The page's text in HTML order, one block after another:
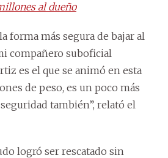
al dueño
forma más segura de bajar al
compañero suboficial
es el que se animó en esta
de peso, es un poco más
también”, relató el
logró ser rescatado sin